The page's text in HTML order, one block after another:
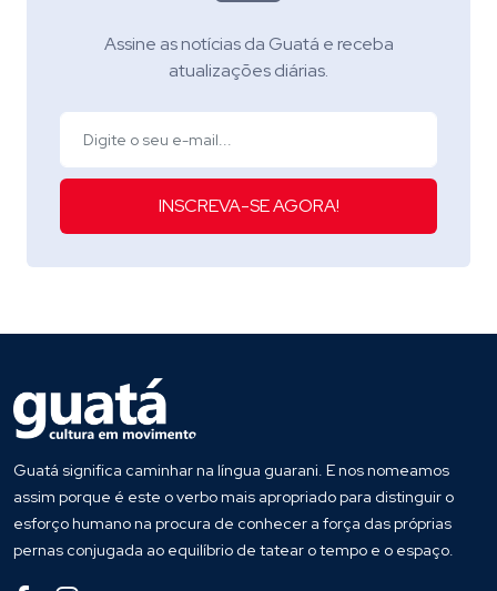
Assine as notícias da Guatá e receba
atualizações diárias.
INSCREVA-SE AGORA!
Guatá significa caminhar na língua guarani. E nos nomeamos
assim porque é este o verbo mais apropriado para distinguir o
esforço humano na procura de conhecer a força das próprias
pernas conjugada ao equilíbrio de tatear o tempo e o espaço.